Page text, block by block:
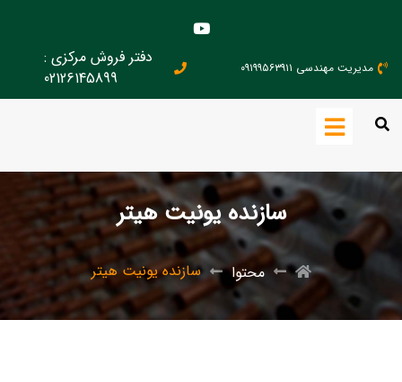
مدیریت مهندسی ۰۹۱۹۹۵۶۳۹۱۱
دفتر فروش مرکزی :
02126145899
سازنده یونیت هیتر
محتوا سازنده یونیت هیتر